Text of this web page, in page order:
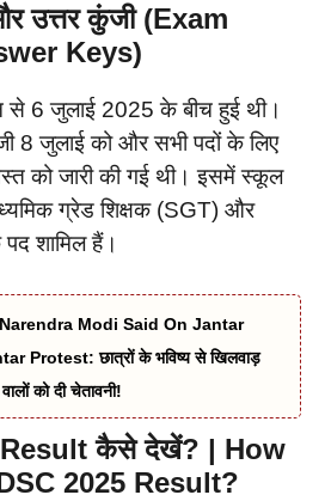
और उत्तर कुंजी (Exam
Keys)
से 6 जुलाई 2025 के बीच हुई थी।
8 जुलाई को और सभी पदों के लिए
को जारी की गई थी। इसमें स्कूल
ग्रेड शिक्षक (SGT) और
पद शामिल हैं।
Modi Said On Jantar
Protest: छात्रों के भविष्य से खिलवाड़
को दी चेतावनी!
Result कैसे देखें? | How
2025 Result?